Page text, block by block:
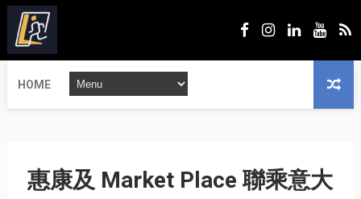
HOME
惠康及 Market Place 聯乘意大